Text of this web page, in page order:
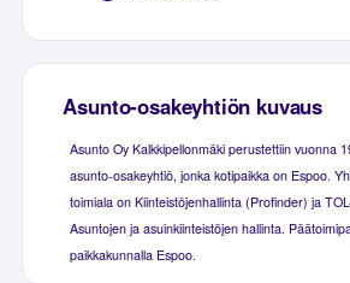
Asunto-osakeyhtiön kuvaus
Asunto Oy Kalkkipellonmäki perustettiin vuonna
asunto-osakeyhtiö, jonka kotipaikka on Espoo.
toimiala on Kiinteistöjenhallinta (Profinder) ja
Asuntojen ja asuinkiinteistöjen hallinta.
paikkakunnalla Espoo.